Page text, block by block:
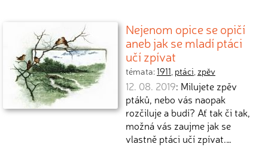
Nejenom opice se opičí
aneb jak se mladí ptáci
učí zpívat
témata:1911, ptáci, zpěv
12. 08. 2019: Milujete zpěv
ptáků, nebo vás naopak
rozčiluje a budí? Ať tak či tak,
možná vás zaujme jak se
vlastně ptáci učí zpívat.…